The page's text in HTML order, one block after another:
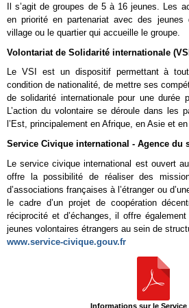
Il s’agit de groupes de 5 à 16 jeunes. Les
en priorité en partenariat avec des jeunes
village ou le quartier qui accueille le groupe.
Volontariat de Solidarité internationale
Le VSI est un dispositif permettant à
condition de nationalité, de mettre ses
de solidarité internationale pour une durée
L’action du volontaire se déroule dans les
l’Est, principalement en Afrique, en Asie et
Service Civique international - Agence du
Le service civique international est ouvert
offre la possibilité de réaliser des
d’associations françaises à l’étranger ou
le cadre d’un projet de coopération
réciprocité et d’échanges, il offre
jeunes volontaires étrangers au sein de
www.service-civique.gouv.fr
Informations sur le